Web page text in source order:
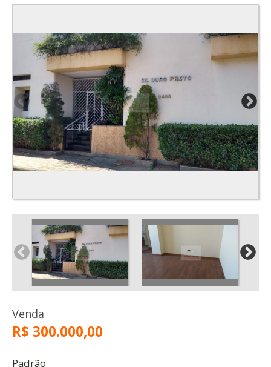
Venda
R$ 300.000,00
Padrão